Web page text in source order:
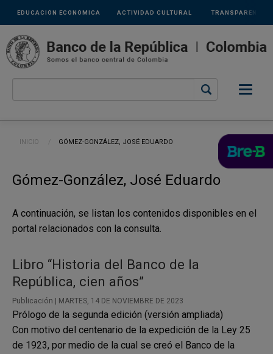
Pasar al contenido principal
Links
secundarios
ACTIVIDAD CULTURAL
EDUCACIÓN ECONÓMICA TRANSPARENCIA
Ruta de navegación
INICIO CURRENT:
GÓMEZ-GONZÁLEZ, JOSÉ EDUARDO
Gómez-González, José Eduardo
A continuación, se listan los contenidos disponibles en el
portal relacionados con la consulta.
Libro “Historia del Banco de la
República, cien años”
Publicación | MARTES, 14 DE NOVIEMBRE DE 2023
Prólogo de la segunda edición (versión ampliada)
Con motivo del centenario de la expedición de la Ley 25
de 1923, por medio de la cual se creó el Banco de la